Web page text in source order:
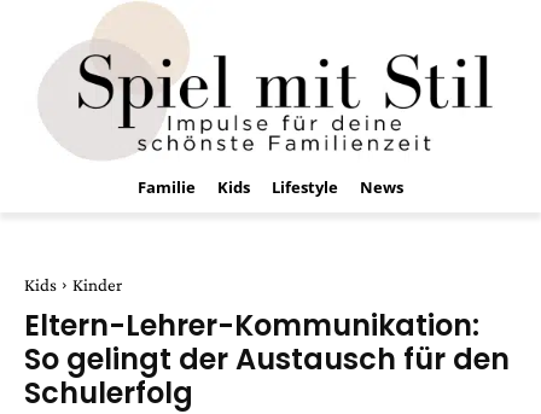
Familie Kids Lifestyle News
Kids Kinder
Eltern-Lehrer-Kommunikation:
So gelingt der Austausch für den
Schulerfolg